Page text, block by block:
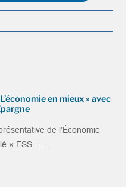
en mieux » avec
de l’Économie
« ESS –…